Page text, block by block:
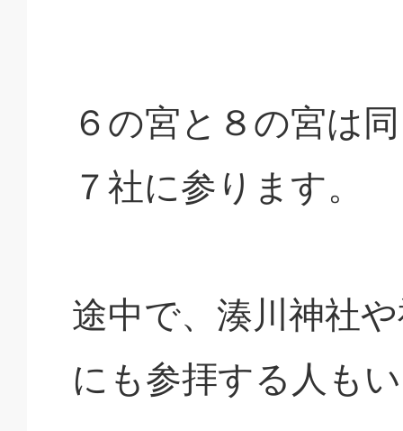
６の宮と８の宮は
７社に参ります。
途中で、湊川神社
にも参拝する人も